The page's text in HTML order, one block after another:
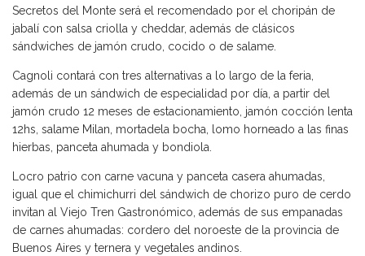
Secretos del Monte será el recomendado por el choripán de
jabalí con salsa criolla y cheddar, además de clásicos
sándwiches de jamón crudo, cocido o de salame.
Cagnoli contará con tres alternativas a lo largo de la feria,
además de un sándwich de especialidad por día, a partir del
jamón crudo 12 meses de estacionamiento, jamón cocción lenta
12hs, salame Milan, mortadela bocha, lomo horneado a las finas
hierbas, panceta ahumada y bondiola.
Locro patrio con carne vacuna y panceta casera ahumadas,
igual que el chimichurri del sándwich de chorizo puro de cerdo
invitan al Viejo Tren Gastronómico, además de sus empanadas
de carnes ahumadas: cordero del noroeste de la provincia de
Buenos Aires y ternera y vegetales andinos.